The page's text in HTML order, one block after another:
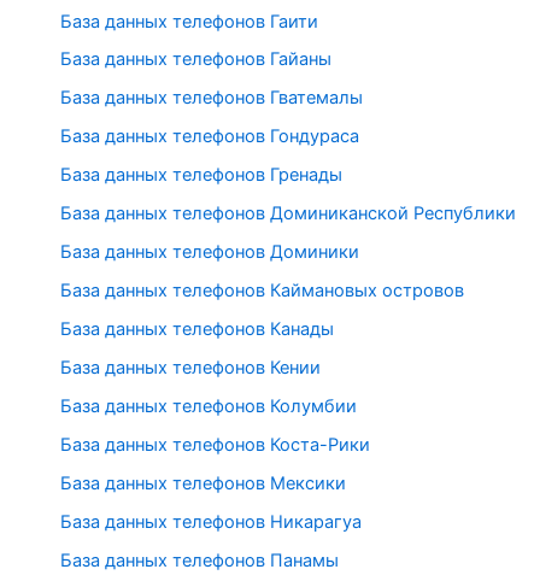
База данных телефонов Гаити
База данных телефонов Гайаны
База данных телефонов Гватемалы
База данных телефонов Гондураса
База данных телефонов Гренады
База данных телефонов Доминиканской Республики
База данных телефонов Доминики
База данных телефонов Каймановых островов
База данных телефонов Канады
База данных телефонов Кении
База данных телефонов Колумбии
База данных телефонов Коста-Рики
База данных телефонов Мексики
База данных телефонов Никарагуа
База данных телефонов Панамы